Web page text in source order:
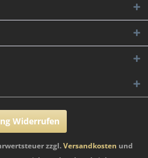
Widerrufen
zzgl.Versandkosten und